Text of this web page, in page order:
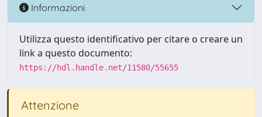
Informazioni
Utilizza questo identificativo per citare o creare un
link a questo documento:
https://hdl.handle.net/11580/55655
Attenzione